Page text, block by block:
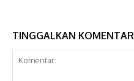
TINGGALKAN KOMENTAR